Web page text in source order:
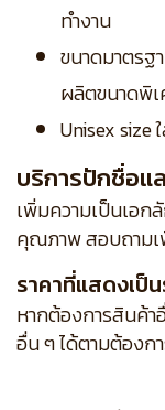
ทำงาน
ขนาดมาตรฐ
ผลิตขนาดพิ
Unisex size
บริการปักชื่อแ
เพิ่มความเป็นเอ
คุณภาพ สอบถามเ
ราคาที่แสดงเป็
หากต้องการสินค้า
อื่น ๆ ได้ตามต้องก